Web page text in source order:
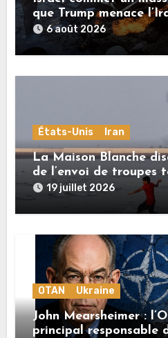
que Trump menace
«décapitation»
6 août 2026
États-Unis Iran
La Maison Blanche
de l’envoi de troupes
19 juillet 2026
OTAN Ukraine
John Mearsheimer :
principal responsable